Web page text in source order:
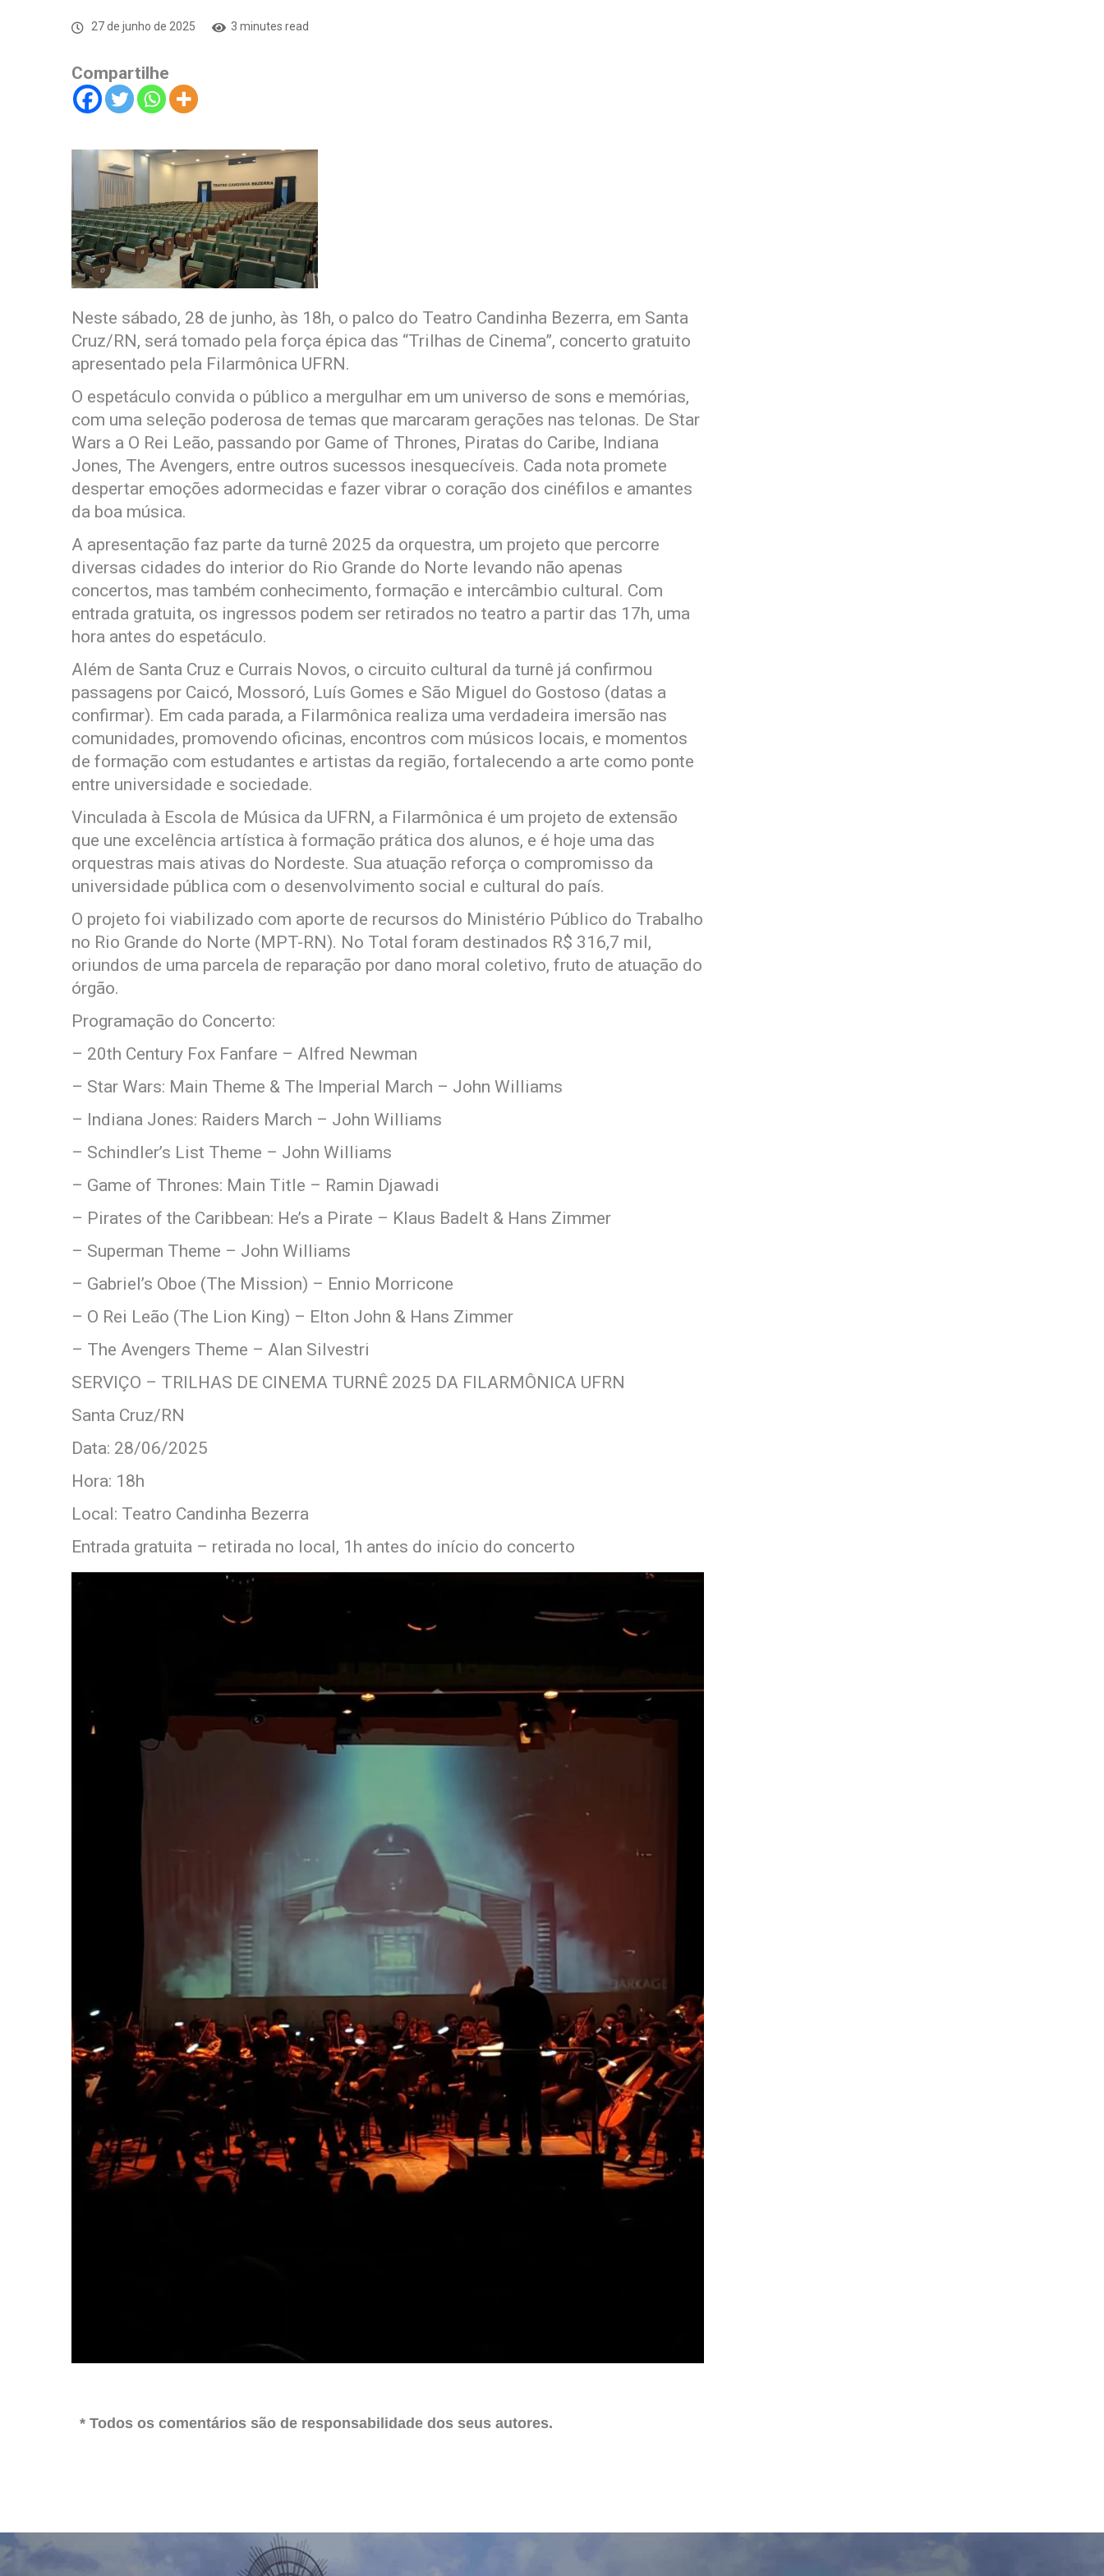
27 de junho de 2025 3 minutes read
Compartilhe
Neste sábado, 28 de junho, às 18h, o palco do Teatro Candinha Bezerra, em Santa
Cruz/RN, será tomado pela força épica das “Trilhas de Cinema”, concerto gratuito
apresentado pela Filarmônica UFRN.
O espetáculo convida o público a mergulhar em um universo de sons e memórias,
com uma seleção poderosa de temas que marcaram gerações nas telonas. De Star
Wars a O Rei Leão, passando por Game of Thrones, Piratas do Caribe, Indiana
Jones, The Avengers, entre outros sucessos inesquecíveis. Cada nota promete
despertar emoções adormecidas e fazer vibrar o coração dos cinéfilos e amantes
da boa música.
A apresentação faz parte da turnê 2025 da orquestra, um projeto que percorre
diversas cidades do interior do Rio Grande do Norte levando não apenas
concertos, mas também conhecimento, formação e intercâmbio cultural. Com
entrada gratuita, os ingressos podem ser retirados no teatro a partir das 17h, uma
hora antes do espetáculo.
Além de Santa Cruz e Currais Novos, o circuito cultural da turnê já confirmou
passagens por Caicó, Mossoró, Luís Gomes e São Miguel do Gostoso (datas a
confirmar). Em cada parada, a Filarmônica realiza uma verdadeira imersão nas
comunidades, promovendo oficinas, encontros com músicos locais, e momentos
de formação com estudantes e artistas da região, fortalecendo a arte como ponte
entre universidade e sociedade.
Vinculada à Escola de Música da UFRN, a Filarmônica é um projeto de extensão
que une excelência artística à formação prática dos alunos, e é hoje uma das
orquestras mais ativas do Nordeste. Sua atuação reforça o compromisso da
universidade pública com o desenvolvimento social e cultural do país.
O projeto foi viabilizado com aporte de recursos do Ministério Público do Trabalho
no Rio Grande do Norte (MPT-RN). No Total foram destinados R$ 316,7 mil,
oriundos de uma parcela de reparação por dano moral coletivo, fruto de atuação do
órgão.
Programação do Concerto:
– 20th Century Fox Fanfare – Alfred Newman
– Star Wars: Main Theme & The Imperial March – John Williams
– Indiana Jones: Raiders March – John Williams
– Schindler’s List Theme – John Williams
– Game of Thrones: Main Title – Ramin Djawadi
– Pirates of the Caribbean: He’s a Pirate – Klaus Badelt & Hans Zimmer
– Superman Theme – John Williams
– Gabriel’s Oboe (The Mission) – Ennio Morricone
– O Rei Leão (The Lion King) – Elton John & Hans Zimmer
– The Avengers Theme – Alan Silvestri
SERVIÇO – TRILHAS DE CINEMA TURNÊ 2025 DA FILARMÔNICA UFRN
Santa Cruz/RN
Data: 28/06/2025
Hora: 18h
Local: Teatro Candinha Bezerra
Entrada gratuita – retirada no local, 1h antes do início do concerto
* Todos os comentários são de responsabilidade dos seus autores.